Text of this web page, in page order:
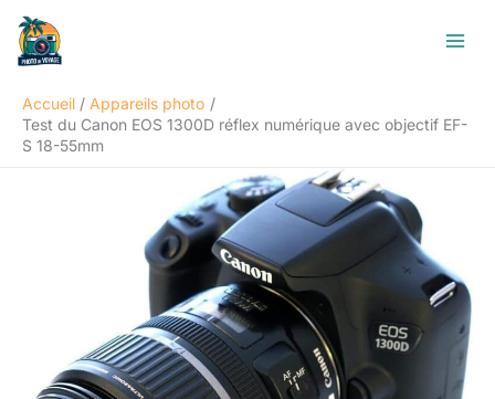
Aller
contenu
Accueil
Appareils photo
Test du Canon EOS 1300D réflex numérique avec objectif EF-
S 18-55mm
R
e
h
e